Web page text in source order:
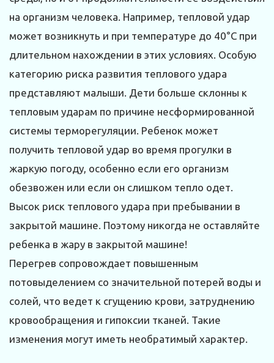
на организм человека. Например, тепловой удар
может возникнуть и при температуре до 40°С при
длительном нахождении в этих условиях. Особую
категорию риска развития теплового удара
представляют малыши. Дети больше склонны к
тепловым ударам по причине несформированной
системы терморегуляции. Ребенок может
получить тепловой удар во время прогулки в
жаркую погоду, особенно если его организм
обезвожен или если он слишком тепло одет.
Высок риск теплового удара при пребывании в
закрытой машине. Поэтому никогда не оставляйте
ребенка в жару в закрытой машине!
Перегрев сопровождает повышенным
потовыделением со значительной потерей воды и
солей, что ведет к сгущению крови, затруднению
кровообращения и гипоксии тканей. Такие
изменения могут иметь необратимый характер.